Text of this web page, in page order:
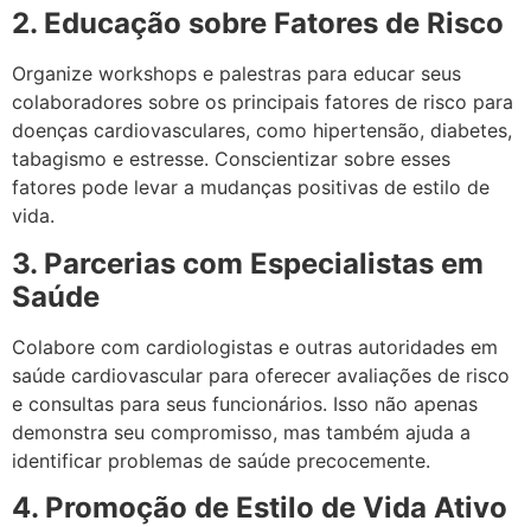
2. Educação sobre Fatores de Risco
Organize workshops e palestras para educar seus
colaboradores sobre os principais fatores de risco para
doenças cardiovasculares, como hipertensão, diabetes,
tabagismo e estresse. Conscientizar sobre esses
fatores pode levar a mudanças positivas de estilo de
vida.
3. Parcerias com Especialistas em
Saúde
Colabore com cardiologistas e outras autoridades em
saúde cardiovascular para oferecer avaliações de risco
e consultas para seus funcionários. Isso não apenas
demonstra seu compromisso, mas também ajuda a
identificar problemas de saúde precocemente.
4. Promoção de Estilo de Vida Ativo